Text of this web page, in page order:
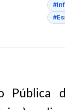
Pública